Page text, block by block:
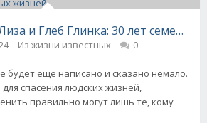
и Глеб Глинка: 30 лет
Из жизни известных 0
будет еще написано и сказано немало.
спасения людских жизней,
правильно могут лишь те, кому